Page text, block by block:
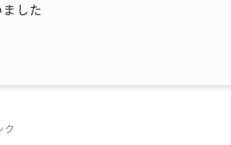
した
ク